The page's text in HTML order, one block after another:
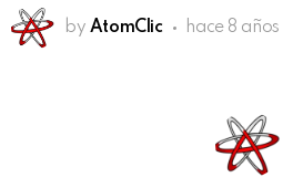
by AtomClic hace 8 años